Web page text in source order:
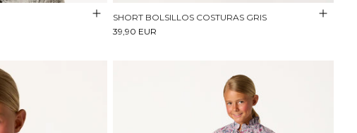
SHORT BOLSILLOS COSTURAS GRIS
39,90 EUR